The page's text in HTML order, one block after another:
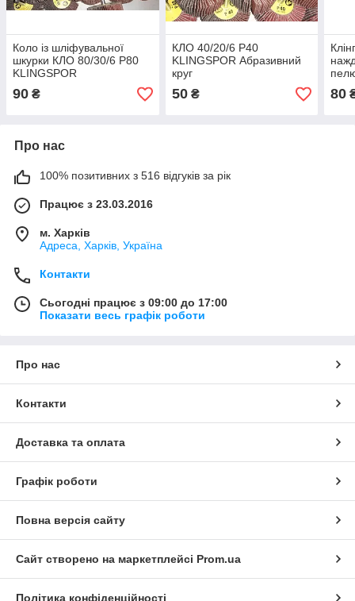
Коло із шліфувальної
шкурки КЛО 80/30/6 Р80
KLINGSPOR
90 ₴
КЛО 40/20/6 Р40
KLINGSPOR Абразивний
круг
50₴ 80
Про нас
100% позитивних з 516 відгуків за рік
Працює з 23.03.2016
м. Харків
Адреса, Харків, Україна
Контакти
Сьогодні працює з 09:00 до 17:00
Показати весь графік роботи
Про нас
Контакти
Доставка та оплата
Графік роботи
Повна версія сайту
Сайт створено на маркетплейсі Prom.ua
Політика конфіденційності